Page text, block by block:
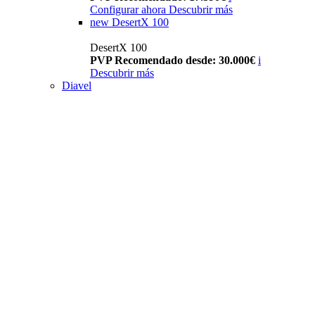
Configurar ahora Descubrir más
new DesertX 100
DesertX 100
PVP Recomendado desde: 30.000€ i
Descubrir más
Diavel